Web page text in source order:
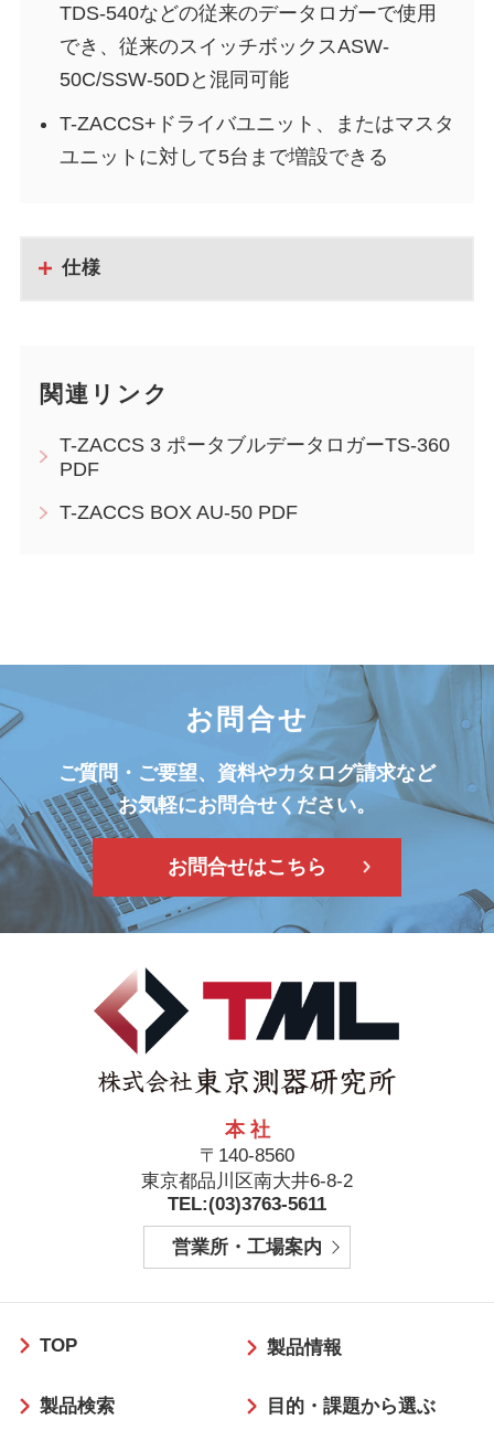
TDS-540などの従来のデータロガーで使用
でき、従来のスイッチボックスASW-
50C/SSW-50Dと混同可能
T-ZACCS+ドライバユニット、またはマスタ
ユニットに対して5台まで増設できる
仕様
関連リンク
T-ZACCS 3 ポータブルデータロガーTS-360
PDF
T-ZACCS BOX AU-50 PDF
お問合せ
ご質問・ご要望、資料やカタログ請求など
お気軽にお問合せください。
お問合せはこちら
本 社
〒140-8560
東京都品川区南大井6-8-2
TEL:(03)3763-5611
営業所・工場案内
ッ
ー
TOP 製品情報
製品検索 目的・課題から選ぶ